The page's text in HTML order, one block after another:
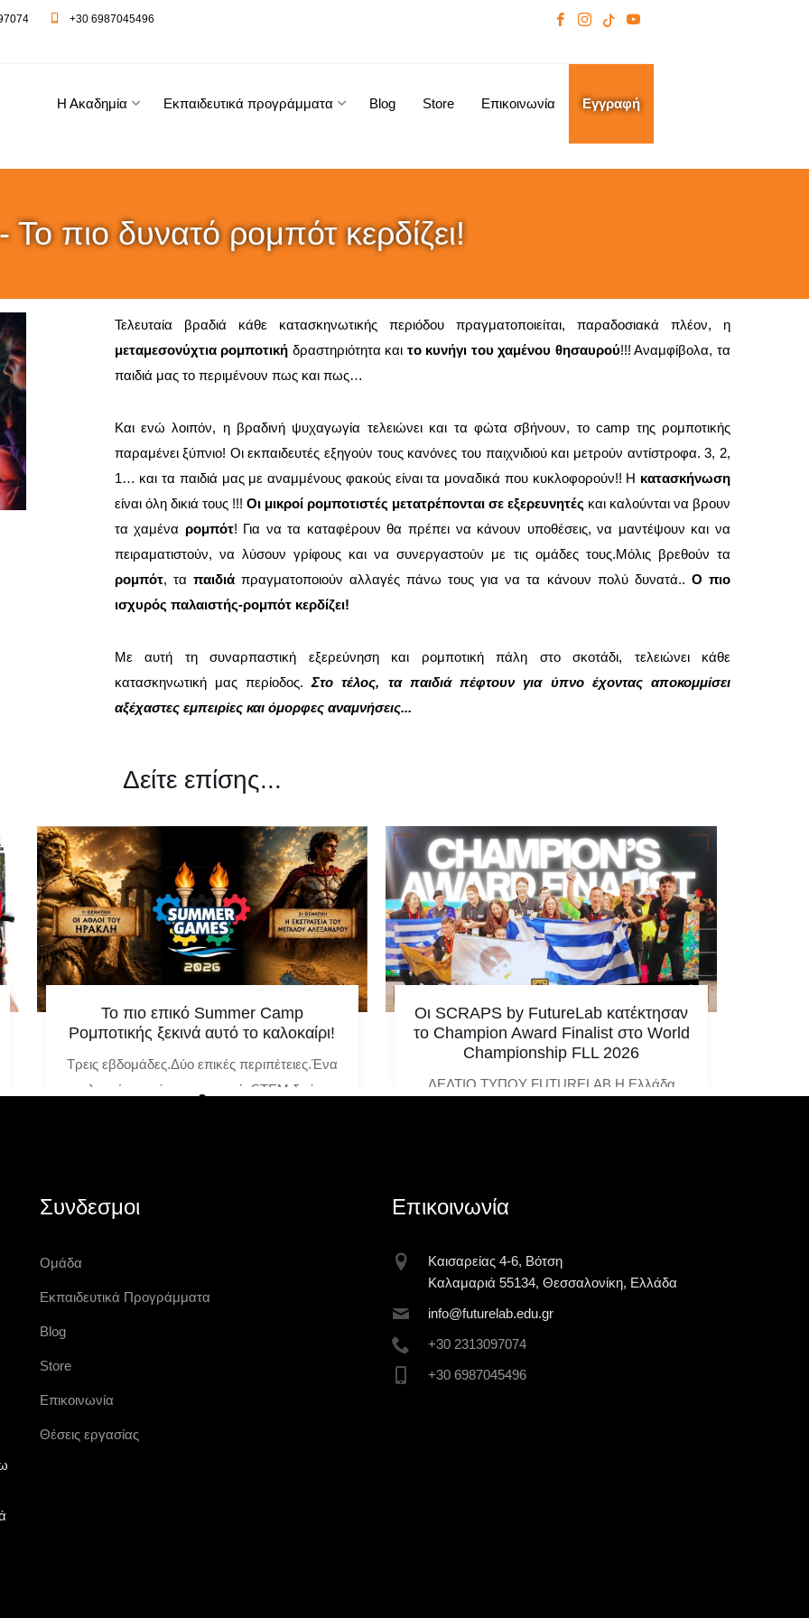
+30 6987045496
Η Ακαδημία Εκπαιδευτικά προγράμματα Blog Store Επικοινωνία Εγγραφή
Το πιο δυνατό ρομπότ κερδίζει!
Τελευταία βραδιά κάθε κατασκηνωτικής περιόδου πραγματοποιείται, παραδοσιακά πλέον, η
μεταμεσονύχτια ρομποτική δραστηριότητα και το κυνήγι του χαμένου θησαυρού!!! Αναμφίβολα, τα
παιδιά μας το περιμένουν πως και πως…
Και ενώ λοιπόν, η βραδινή ψυχαγωγία τελειώνει και τα φώτα σβήνουν, το camp της ρομποτικής
παραμένει ξύπνιο! Οι εκπαιδευτές εξηγούν τους κανόνες του παιχνιδιού και μετρούν αντίστροφα. 3, 2,
1… και τα παιδιά μας με αναμμένους φακούς είναι τα μοναδικά που κυκλοφορούν!! Η κατασκήνωση
είναι όλη δικιά τους !!! Οι μικροί ρομποτιστές μετατρέπονται σε εξερευνητές και καλούνται να βρουν
τα χαμένα ρομπότ! Για να τα καταφέρουν θα πρέπει να κάνουν υποθέσεις, να μαντέψουν και να
πειραματιστούν, να λύσουν γρίφους και να συνεργαστούν με τις ομάδες τους.Μόλις βρεθούν τα
ρομπότ, τα παιδιά πραγματοποιούν αλλαγές πάνω τους για να τα κάνουν πολύ δυνατά.. Ο πιο
ισχυρός παλαιστής-ρομπότ κερδίζει!
Με αυτή τη συναρπαστική εξερεύνηση και ρομποτική πάλη στο σκοτάδι, τελειώνει κάθε
κατασκηνωτική μας περίοδος.Στο τέλος, τα παιδιά πέφτουν για ύπνο έχοντας αποκομμίσει
αξέχαστες εμπειρίες και όμορφες αναμνήσεις...
Δείτε επίσης...
Το πιο επικό Summer Camp
Ρομποτικής ξεκινά αυτό το καλοκαίρι!
Τρεις εβδομάδες.Δύο επικές περιπέτειες.Ένα
καλοκαίρι γεμάτο ρομποτική, STEM δράση
Οι SCRAPS by FutureLab κατέκτησαν
το Champion Award Finalist στο World
Championship FLL 2026
ΔΕΛΤΙΟ ΤΥΠΟΥ FUTURELAB Η Ελλάδα
Συνδεσμοι
Ομάδα
Εκπαιδευτικά Προγράμματα
Blog
Store
Επικοινωνία
Θέσεις εργασίας
Επικοινωνία
Καισαρείας 4-6, Βότση
Καλαμαριά 55134, Θεσσαλονίκη, Ελλάδα
info@futurelab.edu.gr
+30 2313097074
+30 6987045496